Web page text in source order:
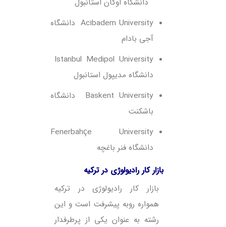
دانشگاه اوکان استانبول
Acıbadem University دانشگاه
آجی بادام
دانشگاه مدیپول استانبول
Baskent University دانشگاه
باشکنت
Fenerbahçe University
دانشگاه فنر باغچه
بازار کار رادیولوژی در ترکیه
بازار کار رادیولوژی در ترکیه
همواره روبه پیشرفت است و این
رشته به عنوان یکی از پرطرفدار